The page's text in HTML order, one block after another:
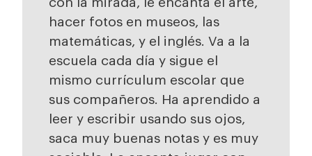
hacer fotos en museos, las
matemáticas, y el inglés. Va a la
escuela cada día y sigue el
mismo currículum escolar que
sus compañeros. Ha aprendido a
leer y escribir usando sus ojos,
saca muy buenas notas y es muy